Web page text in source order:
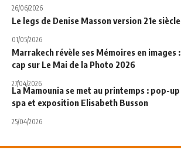
26/06/2026
Le legs de Denise Masson version 21e siècle
01/05/2026
Marrakech révèle ses Mémoires en images :
cap sur Le Mai de la Photo 2026
27/04/2026
La Mamounia se met au printemps : pop-up
spa et exposition Elisabeth Busson
25/04/2026